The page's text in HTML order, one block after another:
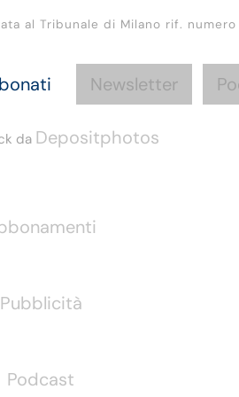
al Tribunale di Milano rif. numero
Newsletter
da Depositphotos
Pubblicità
Podcast